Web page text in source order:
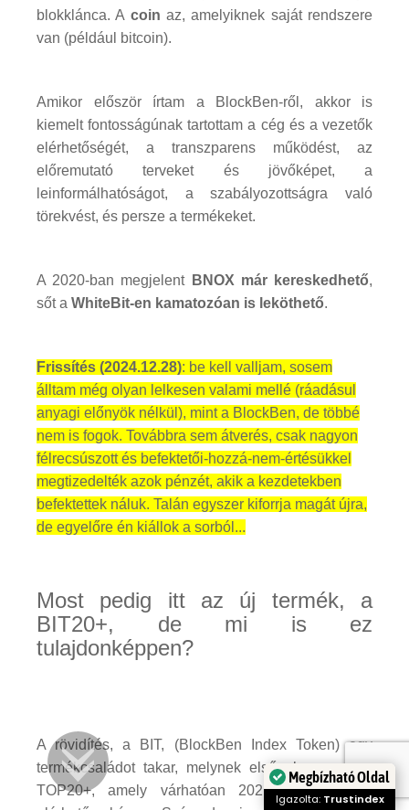
blokklánca. A coin az, amelyiknek saját rendszere
van (például bitcoin).
Amikor először írtam a BlockBen-ről, akkor is
kiemelt fontosságúnak tartottam a cég és a vezetők
elérhetőségét, a transzparens működést, az
előremutató terveket és jövőképet, a
leinformálhatóságot, a szabályozottságra való
törekvést, és persze a termékeket.
A 2020-ban megjelent BNOX már kereskedhető,
sőt a WhiteBit-en kamatozóan is leköthető.
Frissítés (2024.12.28): be kell valljam, sosem
álltam még olyan lelkesen valami mellé (ráadásul
anyagi előnyök nélkül), mint a BlockBen, de többé
nem is fogok. Továbbra sem átverés, csak nagyon
félrecsúszott és befektetői-hozzá-nem-értésükkel
megtizedelték azok pénzét, akik a kezdetekben
befektettek náluk. Talán egyszer kiforrja magát újra,
de egyelőre én kiállok a sorból...
Most pedig itt az új termék, a
BIT20+, de mi is ez
tulajdonképpen?
A rövidítés, a BIT, (BlockBen Index Token) egy
termékcsaládot takar, melynek első eleme a BIT
TOP20+, amely várhatóan 2021. július 27-től
Megbízható Oldal
Igazolta: Trustindex